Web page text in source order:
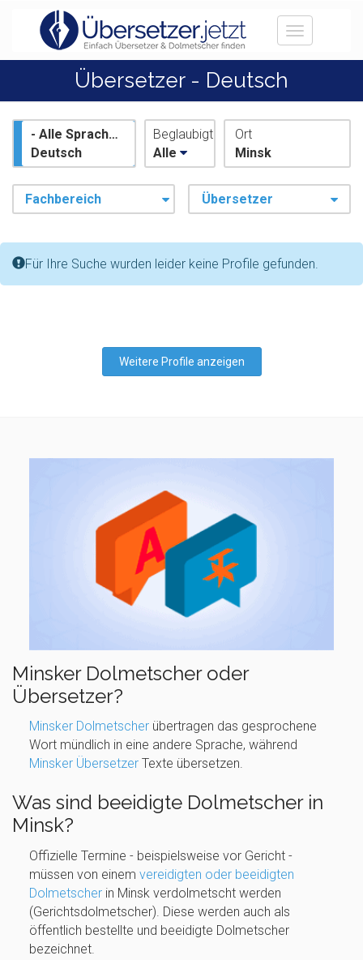
Toggle
Übersetzer - Deutsch
- Alle Sprachen -
Deutsch
Beglaubigt
Alle
Ort
Minsk
Fachbereich Übersetzer
:Für Ihre Suche wurden leider keine Profile gefunden.
Weitere Profile anzeigen
Minsker Dolmetscher oder
Übersetzer?
Minsker Dolmetscherübertragen das gesprochene
Wort mündlich in eine andere Sprache, während
Minsker ÜbersetzerTexte übersetzen.
Was sind beeidigte Dolmetscher in
Minsk?
Offizielle Termine - beispielsweise vor Gericht -
müssen von einem vereidigten oder beeidigten
Dolmetscherin Minsk verdolmetscht werden
(Gerichtsdolmetscher). Diese werden auch als
öffentlich bestellte und beeidigte Dolmetscher
bezeichnet.